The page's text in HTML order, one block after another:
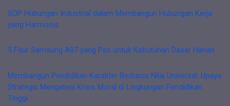
SOP Hubungan Industrial dalam Membangun Hubungan Kerja
yang Harmonis
5 Fitur Samsung A07 yang Pas untuk Kebutuhan Dasar Harian
Membangun Pendidikan Karakter Berbasis Nilai Universal: Upaya
Strategis Mengatasi Krisis Moral di Lingkungan Pendidikan
Tinggi